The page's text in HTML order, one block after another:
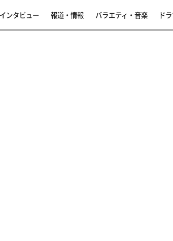
インタビュー 報道・情報 バラエティ・音楽 ド